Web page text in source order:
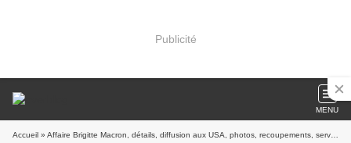
Publicité
MENU
Accueil » Affaire Brigitte Macron, détails, diffusion aux USA, photos, recoupements, services secrets